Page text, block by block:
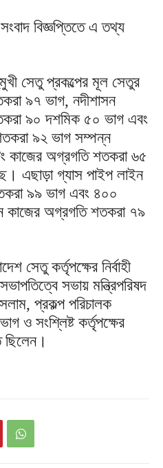
বিজ্ঞপ্তিতে এ তথ্য
সেতু প্রকল্পের মূল সেতুর
৯৭ ভাগ, নদীশাসন
৯০ দশমিক ৫০ ভাগ এবং
৯২ ভাগ সম্পন্ন
কাজের অগ্রগতি শতকরা ৬৫
এছাড়া গ্যাস পাইপ লাইন
৯৯ ভাগ এবং ৪০০
কাজের অগ্রগতি শতকরা ৭৯
সেতু কর্তৃপক্ষের নির্বাহী
সভায় মন্ত্রিপরিষদ
প্রকল্প পরিচালক
ও সংশ্লিষ্ট কর্তৃপক্ষের
ছিলেন।